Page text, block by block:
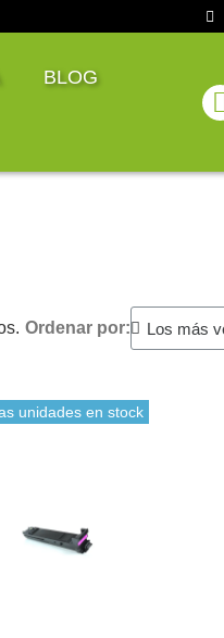
BLOG
Ordenar por:
unidades en stock